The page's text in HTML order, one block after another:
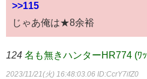
>>115
じゃあ俺は★8余裕
124 名も無きハンターHR774 (ﾜ
2023/11/21(火) 16:48:03.06 ID:CcrY7ifZ0